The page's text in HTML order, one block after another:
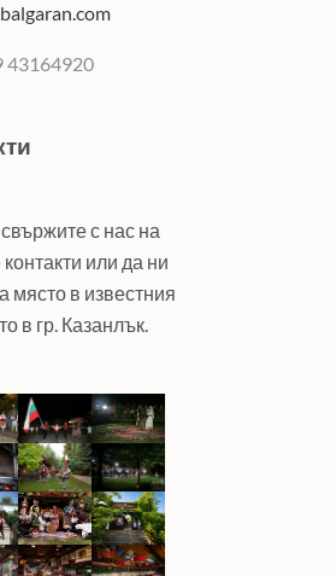
43164920
с нас на
или да ни
място в известния
в гр. Казанлък.